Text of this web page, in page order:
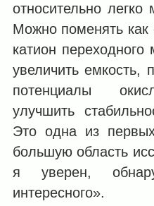
относительно
Можно поменять как
катион
увеличить емкость,
потенциалы
улучшить
Это одна из
большую область
я уверен,
интересного».